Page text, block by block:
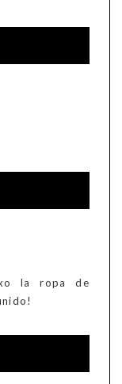
la ropa de